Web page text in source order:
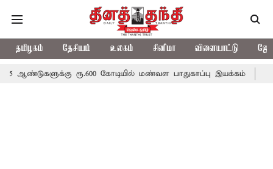
தமிழகம் தேசியம் உலகம் சினிமா விளையாட்டு
ரூ.600 கோடியில் மண்வள பாதுகாப்பு இயக்கம்